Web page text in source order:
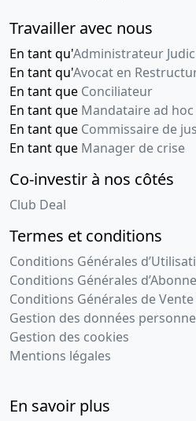
Travailler avec nous
En tant qu'Administrateur
En tant qu'Avocat en
En tant que Conciliateur
En tant que Mandataire ad hoc
En tant que Commissaire de
En tant que Manager de crise
Co-investir à nos côtés
Club Deal
Termes et conditions
Conditions Générales
Conditions Générales
Conditions Générales de Vente
Gestion des données
Gestion des cookies
Mentions légales
En savoir plus